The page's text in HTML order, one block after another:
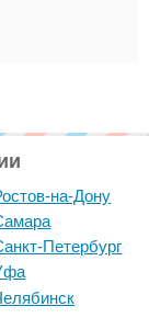
на-Дону
Петербург